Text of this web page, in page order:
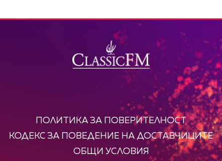
ПОЛИТИКА ЗА ПОВЕРИТЕЛНОСТ
КОДЕКС ЗА ПОВЕДЕНИЕ НА ДОСТАВЧИЦИТЕ
ОБЩИ УСЛОВИЯ